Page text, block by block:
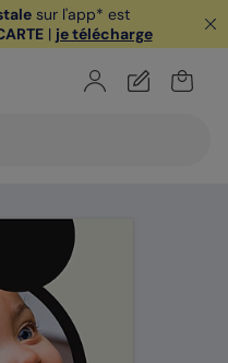
sur l'app* est
| je télécharge